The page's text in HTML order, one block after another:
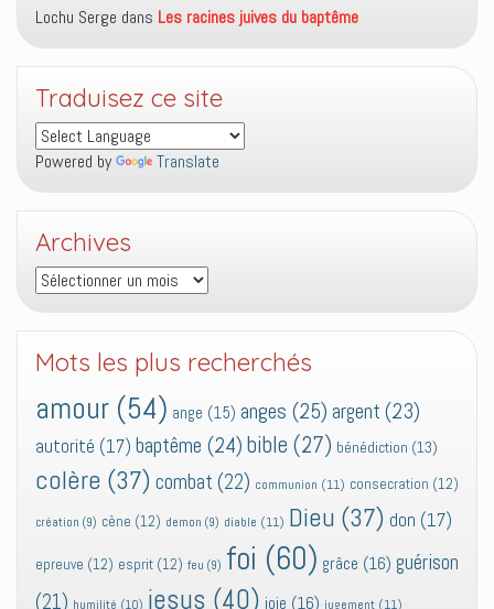
Lochu Serge dans Les racines juives du baptême
Traduisez ce site
Powered by Translate
Archives
Archives
Mots les plus recherchés
amour (54) ange (15) anges (25) argent (23)
autorité (17) baptême (24) bible (27) bénédiction (13)
colère (37) combat (22) communion (11) consecration (12)
création (9) cène (12) demon (9) diable (11) Dieu (37) don (17)
epreuve (12) esprit (12) feu (9) foi (60) grâce (16) guérison
(21) humilité (10) jesus (40) joie (16) jugement (11)